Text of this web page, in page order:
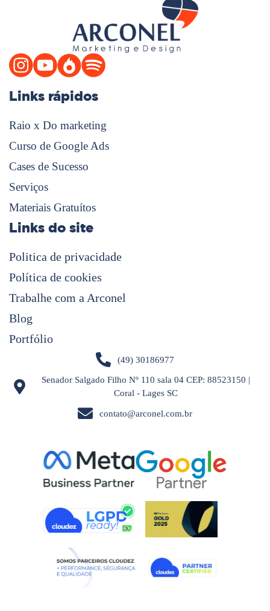
Links rápidos
Raio x Do marketing
Curso de Google Ads
Cases de Sucesso
Serviços
Materiais Gratuítos
Links do site
Politica de privacidade
Política de cookies
Trabalhe com a Arconel
Blog
Portfólio
(49) 30186977
Senador Salgado Filho Nº 110 sala 04 CEP: 88523150 |
Coral - Lages SC
contato@arconel.com.br